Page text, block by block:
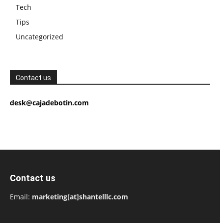
Tech
Tips
Uncategorized
Contact us
desk@cajadebotin.com
Contact us
Email: marketing[at]shantelllc.com